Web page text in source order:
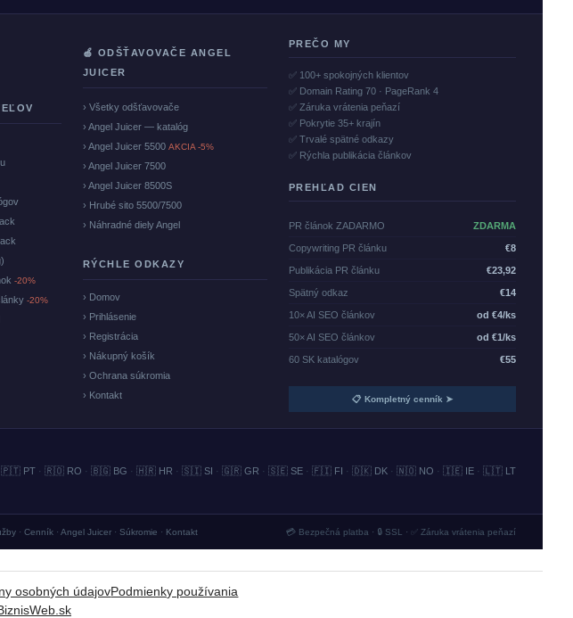
-20%
-20%
🍏 ODŠŤAVOVAČE ANGEL
JUICER
› Všetky odšťavovače
› Angel Juicer — katalóg
› Angel Juicer 5500 AKCIA -5%
› Angel Juicer 7500
› Angel Juicer 8500S
› Hrubé sito 5500/7500
› Náhradné diely Angel
RÝCHLE ODKAZY
› Domov
› Prihlásenie
› Registrácia
› Nákupný košík
› Ochrana súkromia
› Kontakt
PREČO MY
✅ 100+ spokojných klientov
✅ Domain Rating 70 · PageRank 4
✅ Záruka vrátenia peňazí
✅ Pokrytie 35+ krajín
✅ Trvalé spätné odkazy
✅ Rýchla publikácia článkov
PREHĽAD CIEN
PR článok ZADARMO ZDARMA
Copywriting PR článku €8
Publikácia PR článku €23,92
Spätný odkaz €14
10× AI SEO článkov od €4/ks
50× AI SEO článkov od €1/ks
60 SK katalógov €55
📋 Kompletný cenník ➤
🇵🇹 PT · 🇷🇴 RO · 🇧🇬 BG · 🇭🇷 HR · 🇸🇮 SI · 🇬🇷 GR · 🇸🇪 SE · 🇫🇮 FI · 🇩🇰 DK · 🇳🇴 NO · 🇮🇪 IE · 🇱🇹 LT
·Cenník ·Angel Juicer ·Súkromie · Kontakt 💳 Bezpečná platba · 🔒 SSL · ✅ Záruka vrátenia peňazí
osobných údajovPodmienky používania